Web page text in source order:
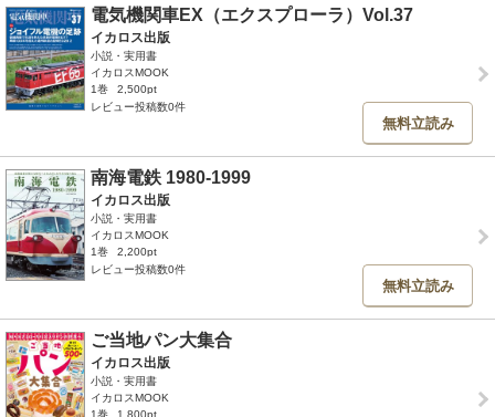
電気機関車EX（エクスプローラ）Vol.37
イカロス出版
小説・実用書
イカロスMOOK
1巻
2,500pt
レビュー投稿数0件
無料立読み
南海電鉄 1980-1999
イカロス出版
小説・実用書
イカロスMOOK
1巻
2,200pt
レビュー投稿数0件
無料立読み
ご当地パン大集合
イカロス出版
小説・実用書
イカロスMOOK
1巻
1,800pt